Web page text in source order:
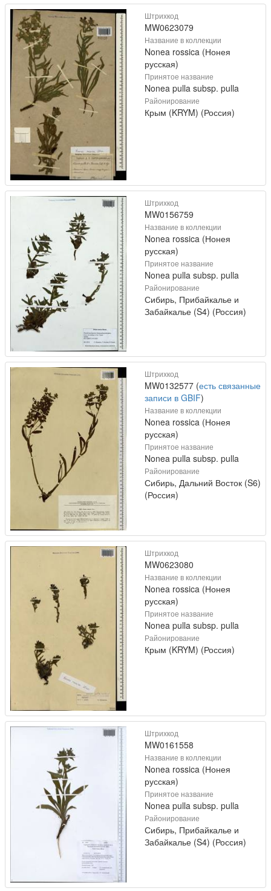
Штрихкод
MW0623079
Название в коллекции
Nonea rossica (Нонея
русская)
Принятое название
Nonea pulla subsp. pulla
Районирование
Крым (KRYM) (Россия)
Штрихкод
MW0156759
Название в коллекции
Nonea rossica (Нонея
русская)
Принятое название
Nonea pulla subsp. pulla
Районирование
Сибирь, Прибайкалье и
Забайкалье (S4) (Россия)
Штрихкод
MW0132577 (есть связанные
записи в GBIF)
Название в коллекции
Nonea rossica (Нонея
русская)
Принятое название
Nonea pulla subsp. pulla
Районирование
Сибирь, Дальний Восток (S6)
(Россия)
Штрихкод
MW0623080
Название в коллекции
Nonea rossica (Нонея
русская)
Принятое название
Nonea pulla subsp. pulla
Районирование
Крым (KRYM) (Россия)
Штрихкод
MW0161558
Название в коллекции
Nonea rossica (Нонея
русская)
Принятое название
Nonea pulla subsp. pulla
Районирование
Сибирь, Прибайкалье и
Забайкалье (S4) (Россия)